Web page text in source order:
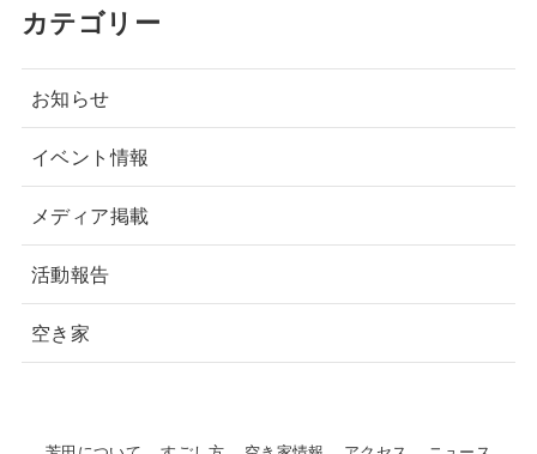
カテゴリー
お知らせ
イベント情報
メディア掲載
活動報告
空き家